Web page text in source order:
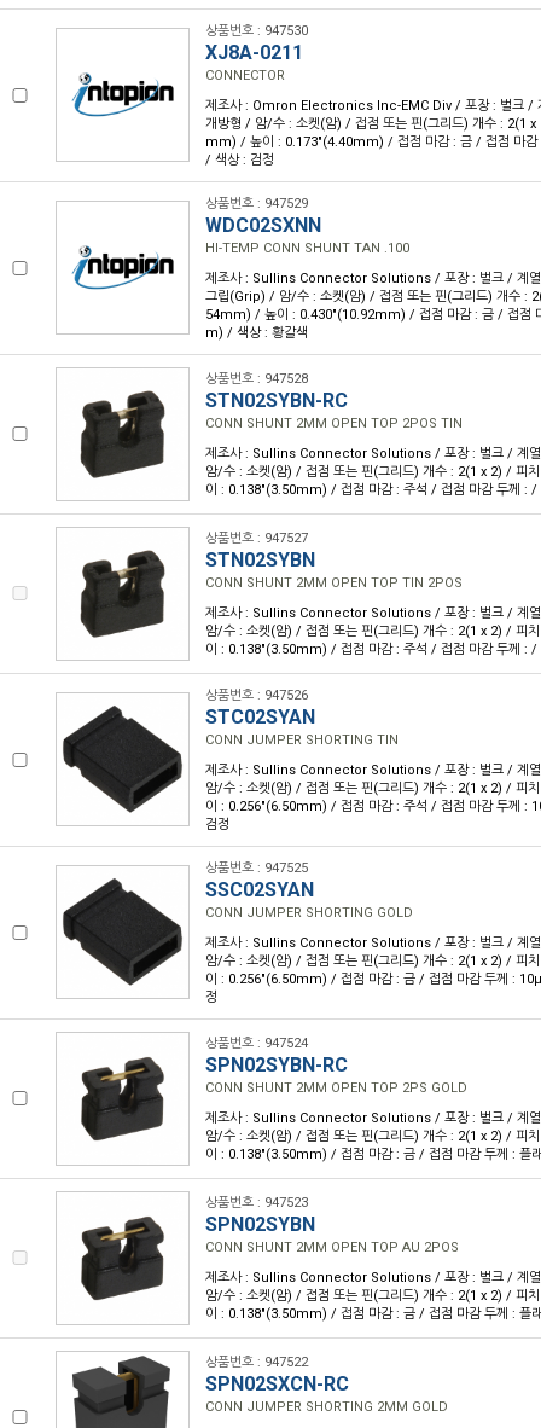
상품번호 : 947530
XJ8A-0211
CONNECTOR
제조사 : Omron Electronics Inc-EMC Div / 포장 : 벌크 /
개방형 / 암/수 : 소켓(암) / 접점 또는 핀(그리드) 개수 : 2(1
mm) / 높이 : 0.173"(4.40mm) / 접점 마감 : 금 / 접점 마
/ 색상 : 검정
상품번호 : 947529
WDC02SXNN
HI-TEMP CONN SHUNT TAN .100
제조사 : Sullins Connector Solutions / 포장 : 벌크 / 계열
그립(Grip) / 암/수 : 소켓(암) / 접점 또는 핀(그리드) 개수 :
54mm) / 높이 : 0.430"(10.92mm) / 접점 마감 : 금 / 접점
m) / 색상 : 황갈색
상품번호 : 947528
STN02SYBN-RC
CONN SHUNT 2MM OPEN TOP 2POS TIN
제조사 : Sullins Connector Solutions / 포장 : 벌크 / 계열
암/수 : 소켓(암) / 접점 또는 핀(그리드) 개수 : 2(1 x 2) / 피
이 : 0.138"(3.50mm) / 접점 마감 : 주석 / 접점 마감 두께 : /
상품번호 : 947527
STN02SYBN
CONN SHUNT 2MM OPEN TOP TIN 2POS
제조사 : Sullins Connector Solutions / 포장 : 벌크 / 계열
암/수 : 소켓(암) / 접점 또는 핀(그리드) 개수 : 2(1 x 2) / 피
이 : 0.138"(3.50mm) / 접점 마감 : 주석 / 접점 마감 두께 : /
상품번호 : 947526
STC02SYAN
CONN JUMPER SHORTING TIN
제조사 : Sullins Connector Solutions / 포장 : 벌크 / 계열
암/수 : 소켓(암) / 접점 또는 핀(그리드) 개수 : 2(1 x 2) / 피
이 : 0.256"(6.50mm) / 접점 마감 : 주석 / 접점 마감 두께 :
검정
상품번호 : 947525
SSC02SYAN
CONN JUMPER SHORTING GOLD
제조사 : Sullins Connector Solutions / 포장 : 벌크 / 계열
암/수 : 소켓(암) / 접점 또는 핀(그리드) 개수 : 2(1 x 2) / 피
이 : 0.256"(6.50mm) / 접점 마감 : 금 / 접점 마감 두께 :
정
상품번호 : 947524
SPN02SYBN-RC
CONN SHUNT 2MM OPEN TOP 2PS GOLD
제조사 : Sullins Connector Solutions / 포장 : 벌크 / 계열
암/수 : 소켓(암) / 접점 또는 핀(그리드) 개수 : 2(1 x 2) / 피
이 : 0.138"(3.50mm) / 접점 마감 : 금 / 접점 마감 두께 : 플
상품번호 : 947523
SPN02SYBN
CONN SHUNT 2MM OPEN TOP AU 2POS
제조사 : Sullins Connector Solutions / 포장 : 벌크 / 계열
암/수 : 소켓(암) / 접점 또는 핀(그리드) 개수 : 2(1 x 2) / 피
이 : 0.138"(3.50mm) / 접점 마감 : 금 / 접점 마감 두께 : 플
상품번호 : 947522
SPN02SXCN-RC
CONN JUMPER SHORTING 2MM GOLD